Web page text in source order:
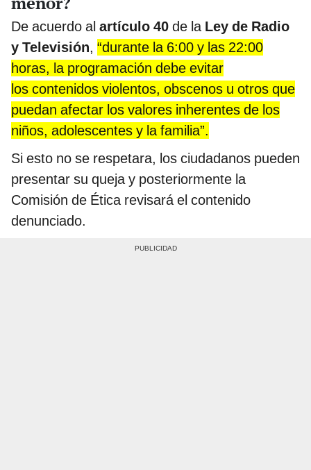
De acuerdo al artículo 40 de laLey de Radio
y Televisión, “durante la 6:00 y las 22:00
horas, la programación debe evitar
los contenidos violentos, obscenos u otros que
puedan afectar los valores inherentes de los
niños, adolescentes y la familia”.
Si esto no se respetara, los ciudadanos pueden
presentar su queja y posteriormente la
Comisión de Ética revisará el contenido
denunciado.